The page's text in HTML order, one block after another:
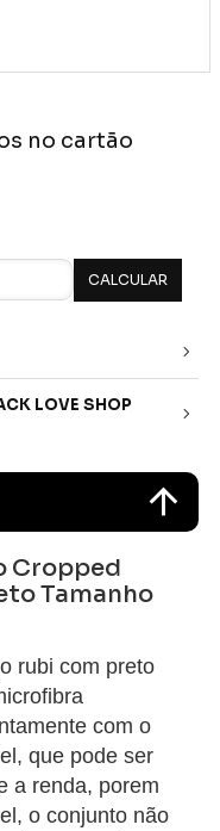
no cartão
LOVE SHOP
Cropped
Tamanho
rubi com preto
com o
que pode ser
a renda, porem
o conjunto não